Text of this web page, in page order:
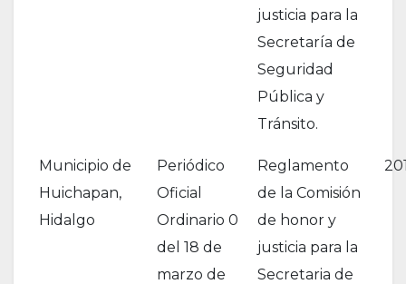
justicia para la
Secretaría de
Seguridad
Pública y
Tránsito.
Municipio de
Huichapan,
Hidalgo
Periódico
Oficial
Ordinario 0
del 18 de
marzo de
Reglamento
de la Comisión
de honor y
justicia para la
Secretaria de